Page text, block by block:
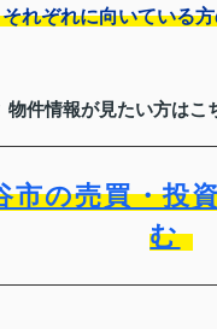
れぞれに向いている
物件情報が見たい方はこ
市の売買・投
む